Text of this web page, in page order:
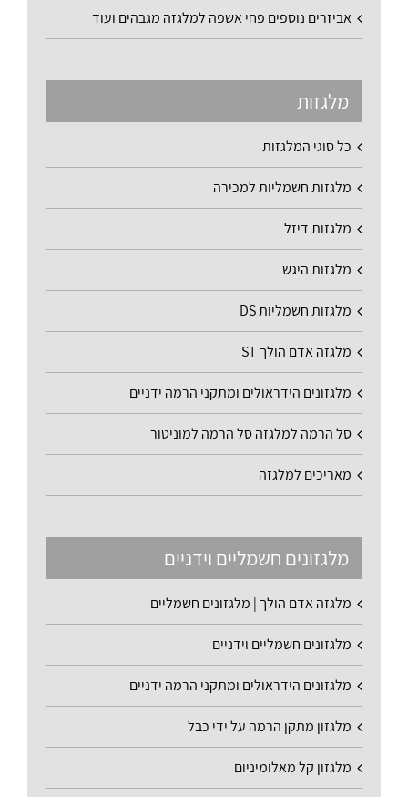
אביזרים נוספים פחי אשפה למלגזה מגבהים ועוד
מלגזות
כל סוגי המלגזות
מלגזות חשמליות למכירה
מלגזות דיזל
מלגזות היגש
מלגזות חשמליות DS
מלגזה אדם הולך ST
מלגזונים הידראולים ומתקני הרמה ידניים
סל הרמה למלגזה סל הרמה למוניטור
מאריכים למלגזה
מלגזונים חשמליים וידניים
מלגזה אדם הולך | מלגזונים חשמליים
מלגזונים חשמליים וידניים
מלגזונים הידראולים ומתקני הרמה ידניים
מלגזון מתקן הרמה על ידי כבל
מלגזון קל מאלומיניום